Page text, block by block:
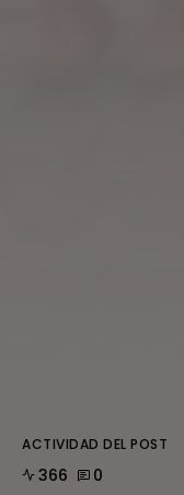
ACTIVIDAD DEL POST
366 0